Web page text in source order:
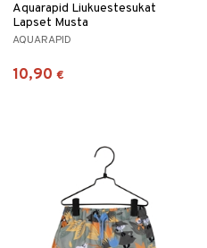
Aquarapid Liukuestesukat
Lapset Musta
AQUARAPID
10,90 €